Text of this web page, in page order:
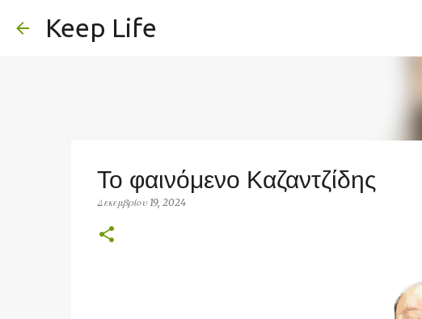
Keep Life
Το φαινόμενο Καζαντζίδης
Δεκεμβρίου 19, 2024